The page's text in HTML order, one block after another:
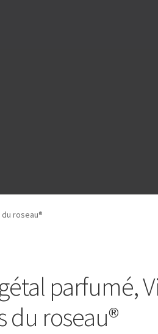
roseau®
parfumé,
du roseau®